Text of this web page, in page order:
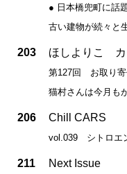
● 日本橋兜町に話
古い建物が続々と
203 ほしよりこ カ
第127回 お取り寄
猫村さんは今月も
206 Chill CARS
vol.039 シトロ
211 Next Issue